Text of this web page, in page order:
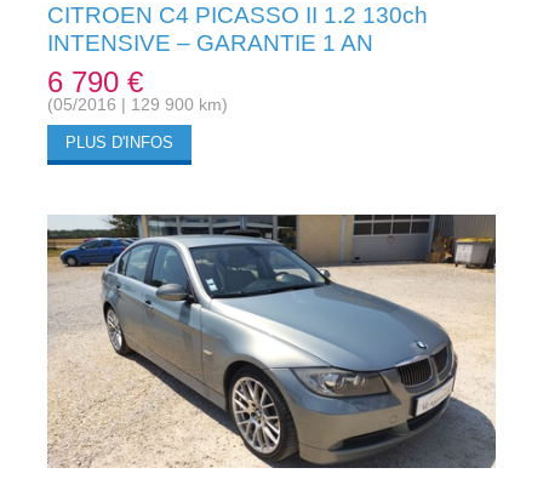
CITROEN C4 PICASSO II 1.2 130ch
INTENSIVE – GARANTIE 1 AN
6 790 €
(05/2016 | 129 900 km)
PLUS D'INFOS